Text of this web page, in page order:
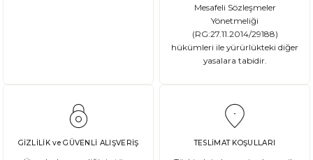
Mesafeli Sözleşmeler
Yönetmeliği
(RG:27.11.2014/29188)
hükümleri ile yürürlükteki diğer
yasalara tabidir.
GİZLİLİK ve GÜVENLİ ALIŞVERİŞ TESLİMAT KOŞULLARI